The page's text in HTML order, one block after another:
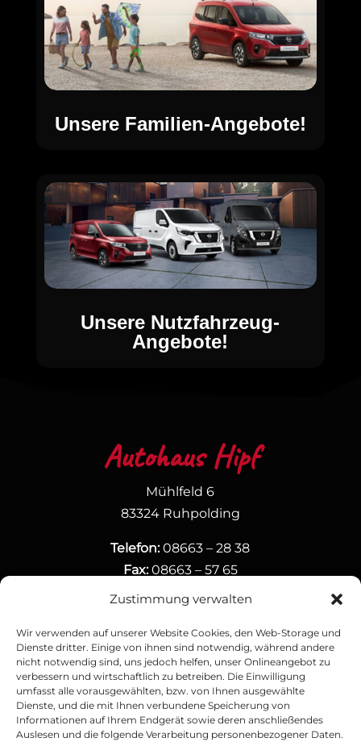
Zustimmung verwalten
Wir verwenden auf unserer Website Cookies, den Web-Storage und
Dienste dritter. Einige von ihnen sind notwendig, während andere
nicht notwendig sind, uns jedoch helfen, unser Onlineangebot zu
verbessern und wirtschaftlich zu betreiben. Die Einwilligung
umfasst alle vorausgewählten, bzw. von Ihnen ausgewählte
Dienste, und die mit Ihnen verbundene Speicherung von
Informationen auf Ihrem Endgerät sowie deren anschließendes
Auslesen und die folgende Verarbeitung personenbezogener Daten.
Unsere Familien-Angebote!
Unsere Nutzfahrzeug-
Angebote!
Autohaus Hipf
Mühlfeld 6
83324 Ruhpolding
Telefon:08663 – 28 38
Fax:08663 – 57 65
E-Mail:
info@autohaus-hipf.de
Social-Media
Folgen Sie uns auf unseren Kanälen: